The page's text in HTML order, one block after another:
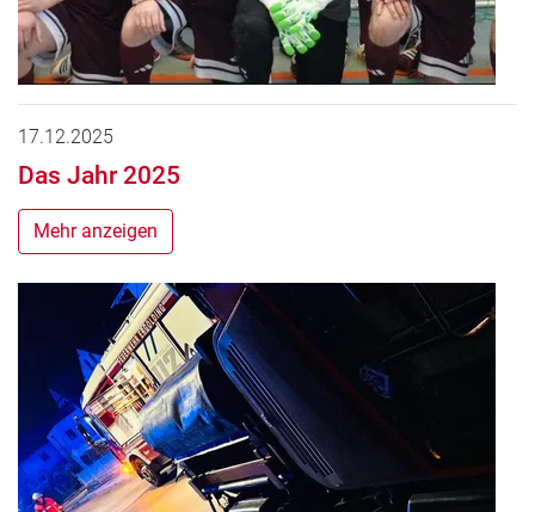
17.12.2025
Das Jahr 2025
Mehr anzeigen